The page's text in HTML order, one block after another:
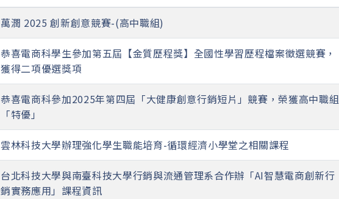
萬潤 2025 創新創意競賽-(高中職組)
恭喜電商科學生參加第五屆【金質歷程獎】全國性學習歷程檔案徵選競賽，
獲得二項優選獎項
恭喜電商科參加2025年第四屆「大健康創意行銷短片」競賽，榮獲高中職組
「特優」
雲林科技大學辦理強化學生職能培育-循環經濟小學堂之相關課程
台北科技大學與南臺科技大學行銷與流通管理系合作辦「AI智慧電商創新行
銷實務應用」課程資訊